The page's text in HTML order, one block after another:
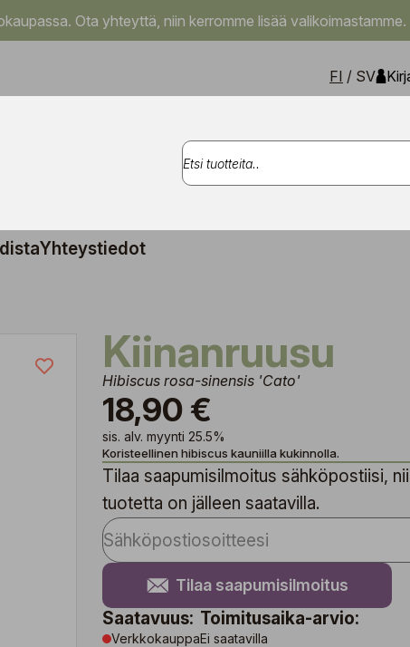
Ota yhteyttä, niin kerromme lisää valikoimastamme.
FI / SV
Yhteystiedot
Kiinanruusu
Hibiscus rosa-sinensis 'Cato'
18,90 €
sis. alv. myynti 25.5%
Koristeellinen hibiscus kauniilla kukinnolla.
Tilaa saapumisilmoitus sähköpostiisi,
tuotetta on jälleen saatavilla.
Tilaa saapumisilmoitus
Saatavuus:
Verkkokauppa
Toimitusaika-arvio:
Ei saatavilla